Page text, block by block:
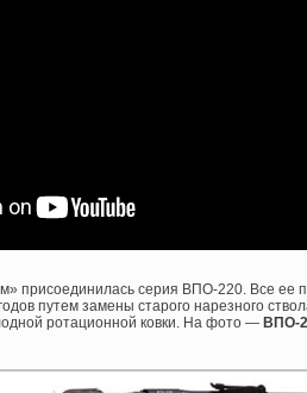
присоединилась серия ВПО-220. Все ее
путем замены старого нарезного
ротационной ковки. На фото — ВПО-